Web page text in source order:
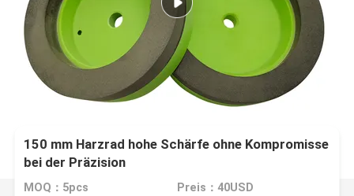
150 mm Harzrad hohe Schärfe ohne Kompromisse
bei der Präzision
MOQ：5pcs Preis：40USD